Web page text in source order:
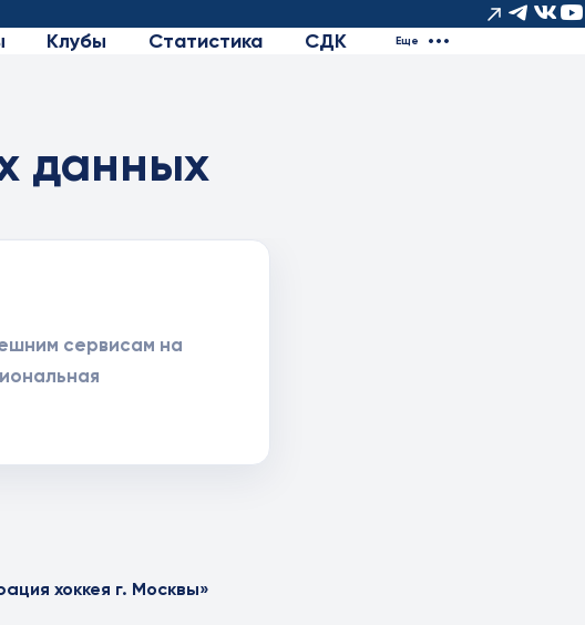
Клубы Статистика СДК Еще
данных
сервисам на
хоккея г. Москвы»